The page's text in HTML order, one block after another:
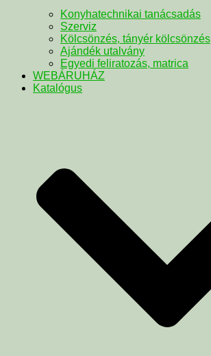
Konyhatechnikai tanácsadás
Szerviz
Kölcsönzés, tányér kölcsönzés
Ajándék utalvány
Egyedi feliratozás, matrica
WEBÁRUHÁZ
Katalógus